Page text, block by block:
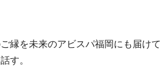
縁を未来のアビスパ福岡にも届けて
す。